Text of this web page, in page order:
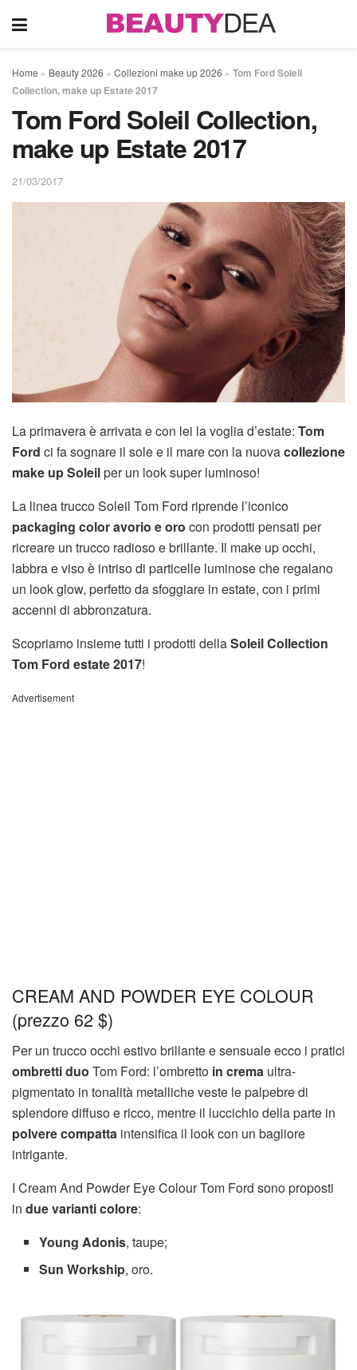
Home » Beauty 2026 » Collezioni make up 2026 » Tom Ford Soleil
Collection, make up Estate 2017
Tom Ford Soleil Collection,
make up Estate 2017
21/03/2017
La primavera è arrivata e con lei la voglia d’estate: Tom
Ford ci fa sognare il sole e il mare con la nuovacollezione
make up Soleilper un look super luminoso!
La linea trucco Soleil Tom Ford riprende l’iconico
packaging color avorio e oro con prodotti pensati per
ricreare un trucco radioso e brillante. Il make up occhi,
labbra e viso è intriso di particelle luminose che regalano
un look glow, perfetto da sfoggiare in estate, con i primi
accenni di abbronzatura.
Scopriamo insieme tutti i prodotti dellaSoleil Collection
Tom Ford estate 2017!
Advertisement
CREAM AND POWDER EYE COLOUR
(prezzo 62 $)
Per un trucco occhi estivo brillante e sensuale ecco i pratici
ombretti duo Tom Ford: l’ombretto in crema ultra-
pigmentato in tonalità metalliche veste le palpebre di
splendore diffuso e ricco, mentre il luccichio della parte in
polvere compatta intensifica il look con un bagliore
intrigante.
I Cream And Powder Eye Colour Tom Ford sono proposti
in due varianti colore:
Young Adonis, taupe;
Sun Workship, oro.